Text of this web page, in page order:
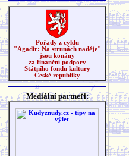
Pořady z cyklu
"Agadir: Na strunách naděje"
jsou konány
za finanční podpory
Státního fondu kultury
České republiky
Mediální partneři: